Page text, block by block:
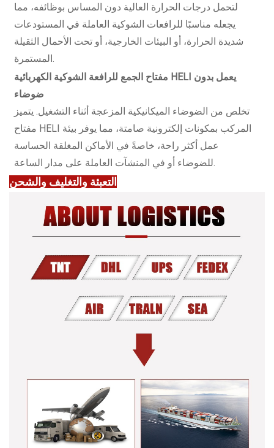
لتحمل درجات الحرارة العالية دون المساس بوظائفه، مما
يجعله مناسبًا للرافعات الشوكية العاملة في المستودعات
شديدة الحرارة، أو البيئات الخارجية، أو تحت الأحمال الثقيلة
مفتاح الجمع للرافعة الشوكية الكهربائية HELI يعمل بدون
ضوضاء
تخلص من الضوضاء الميكانيكية المزعجة أثناء التشغيل. يتميز
مفتاح HELI المركب بمكونات إلكترونية صامتة، مما يوفر بيئة
عمل أكثر راحة، خاصةً في الأماكن المغلقة الحساسة
التعبئة والتغليف والشحن